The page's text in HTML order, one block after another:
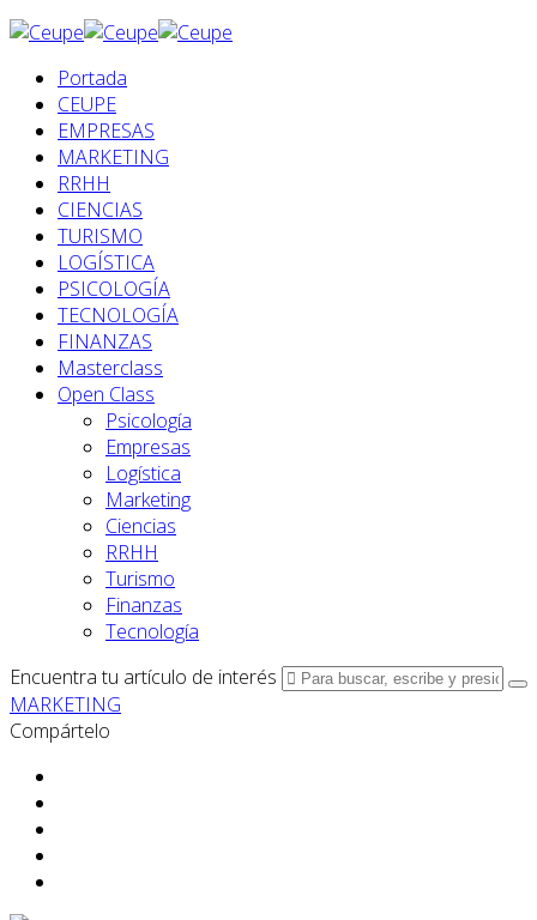
Portada
CEUPE
EMPRESAS
MARKETING
RRHH
CIENCIAS
TURISMO
LOGÍSTICA
PSICOLOGÍA
TECNOLOGÍA
FINANZAS
Masterclass
Open Class
Psicología
Empresas
Logística
Marketing
Ciencias
RRHH
Turismo
Finanzas
Tecnología
Encuentra tu artículo de interés
MARKETING
Compártelo